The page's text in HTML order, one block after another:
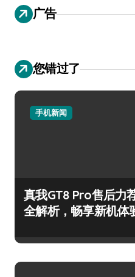
广告
您错过了
手机新闻
真我GT8 Pro售后力
全解析，畅享新机体